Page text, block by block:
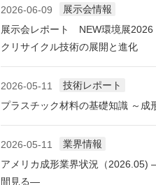
2026-06-09
展示会情報
展示会レポート NEW環境展
クリサイクル技術の展開と進化
2026-05-11
技術レポート
プラスチック材料の基礎知識 ～成
2026-05-11
業界情報
アメリカ成形業界状況（2026.05)
間見る―